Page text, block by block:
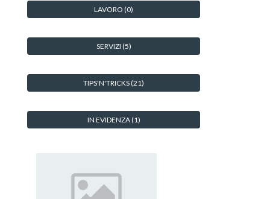
LAVORO (0)
SERVIZI (5)
TIPS'N'TRICKS(21)
IN EVIDENZA(1)